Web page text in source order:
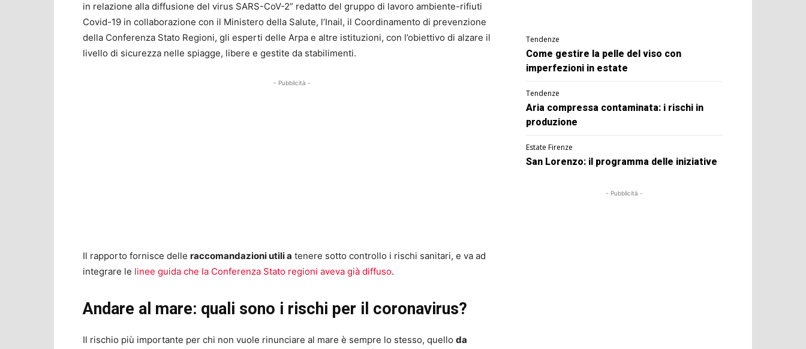
in relazione alla diffusione del virus SARS-CoV-2” redatto del gruppo di lavoro ambiente-rifiuti
Covid-19 in collaborazione con il Ministero della Salute, l’Inail, il Coordinamento di prevenzione
della Conferenza Stato Regioni, gli esperti delle Arpa e altre istituzioni, con l’obiettivo di alzare il
livello di sicurezza nelle spiagge, libere e gestite da stabilimenti.
- Pubblicità -
Il rapporto fornisce delle raccomandazioni utili a tenere sotto controllo i rischi sanitari, e va ad
integrare le linee guida che la Conferenza Stato regioni aveva già diffuso.
Andare al mare: quali sono i rischi per il coronavirus?
Il rischio più importante per chi non vuole rinunciare al mare è sempre lo stesso, quello da
Tendenze
Come gestire la pelle del viso con
imperfezioni in estate
Tendenze
Aria compressa contaminata: i rischi in
produzione
Estate Firenze
San Lorenzo: il programma delle iniziative
- Pubblicità -